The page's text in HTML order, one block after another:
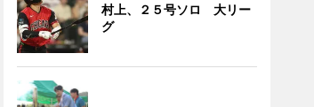
村上、２５号ソロ 大リー
グ